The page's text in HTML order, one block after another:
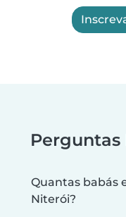
Perguntas
Quantas babás
Niterói?